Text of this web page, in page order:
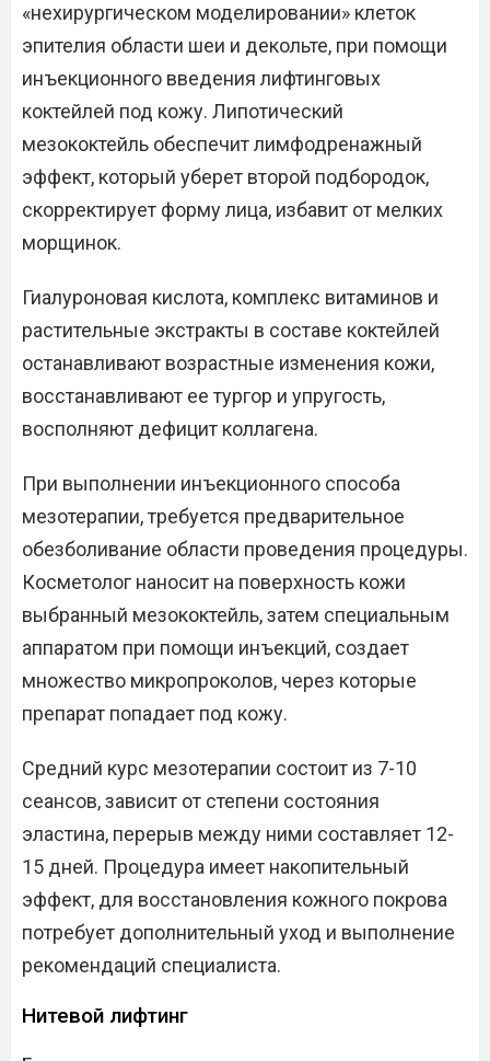
«нехирургическом моделировании» клеток
эпителия области шеи и декольте, при помощи
инъекционного введения лифтинговых
коктейлей под кожу. Липотический
мезококтейль обеспечит лимфодренажный
эффект, который уберет второй подбородок,
скорректирует форму лица, избавит от мелких
морщинок.
Гиалуроновая кислота, комплекс витаминов и
растительные экстракты в составе коктейлей
останавливают возрастные изменения кожи,
восстанавливают ее тургор и упругость,
восполняют дефицит коллагена.
При выполнении инъекционного способа
мезотерапии, требуется предварительное
обезболивание области проведения процедуры.
Косметолог наносит на поверхность кожи
выбранный мезококтейль, затем специальным
аппаратом при помощи инъекций, создает
множество микропроколов, через которые
препарат попадает под кожу.
Средний курс мезотерапии состоит из 7-10
сеансов, зависит от степени состояния
эластина, перерыв между ними составляет 12-
15 дней. Процедура имеет накопительный
эффект, для восстановления кожного покрова
потребует дополнительный уход и выполнение
рекомендаций специалиста.
Нитевой лифтинг